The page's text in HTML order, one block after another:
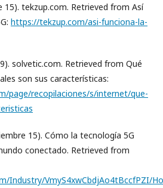
15). tekzup.com. Retrieved from Así
https://tekzup.com/asi-funciona-la-
solvetic.com. Retrieved from Qué
son sus características:
page/recopilaciones/s/internet/que-
15). Cómo la tecnología 5G
conectado. Retrieved from
Industry/VmyS4xwCbdjAo4tBccfPZI/